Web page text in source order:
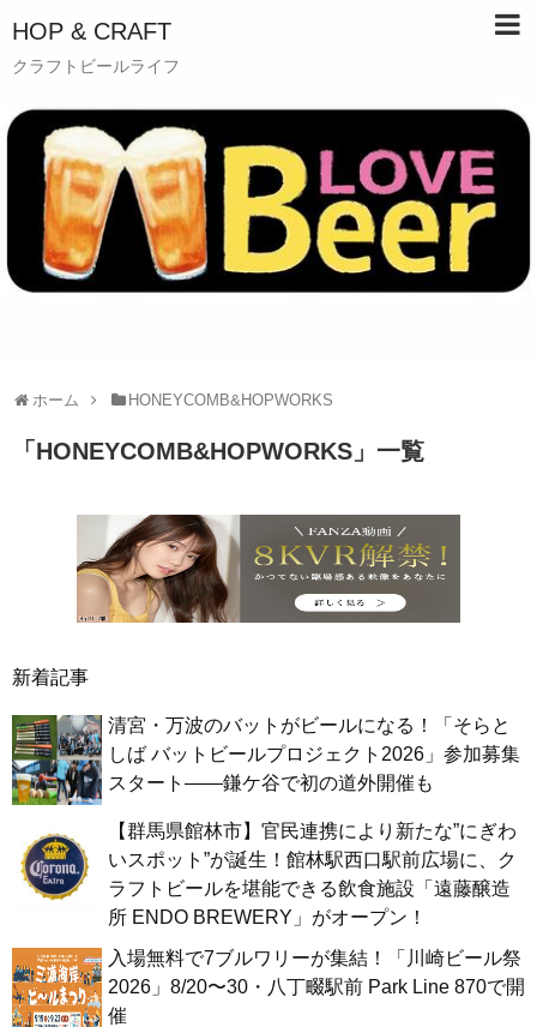
HOP & CRAFT
クラフトビールライフ
ホーム HONEYCOMB&HOPWORKS
「 HONEYCOMB&HOPWORKS 」 一覧
新着記事
清宮・万波のバットがビールになる！「そらと
しば バットビールプロジェクト2026」参加募集
スタート——鎌ケ谷で初の道外開催も
【群馬県館林市】官民連携により新たな”にぎわ
いスポット”が誕生！館林駅西口駅前広場に、ク
ラフトビールを堪能できる飲食施設「遠藤醸造
所 ENDO BREWERY」がオープン！
入場無料で7ブルワリーが集結！「川崎ビール祭
2026」8/20〜30・八丁畷駅前 Park Line 870で開
催